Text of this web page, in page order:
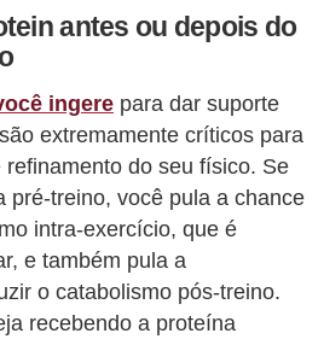
antes ou depois do
ingere para dar suporte
extremamente críticos para
do seu físico. Se
pré-treino, você pula a chance
intra-exercício, que é
e também pula a
o catabolismo pós-treino.
recebendo a proteína